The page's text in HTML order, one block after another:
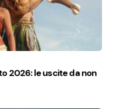
2026: le uscite da non